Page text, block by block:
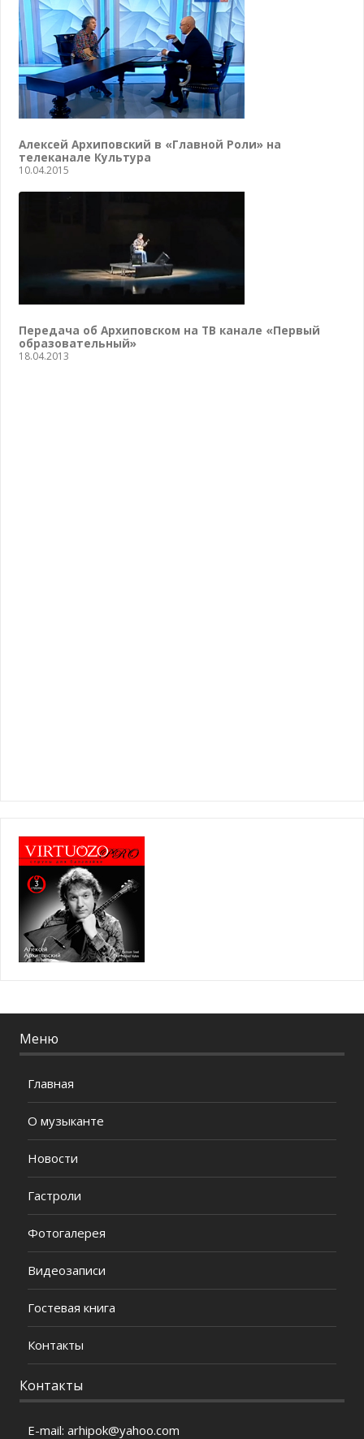
Алексей Архиповский в «Главной Роли» на
телеканале Культура
10.04.2015
Передача об Архиповском на ТВ канале «Первый
образовательный»
18.04.2013
Меню
Главная
О музыканте
Новости
Гастроли
Фотогалерея
Видеозаписи
Гостевая книга
Контакты
Контакты
E-mail:arhipok@yahoo.com